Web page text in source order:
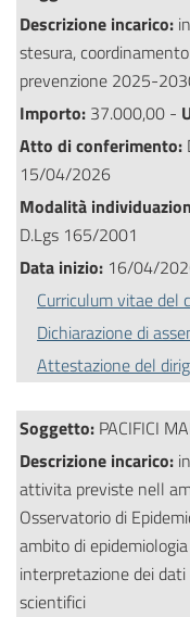
Descrizione incarico:
stesura,
prevenzione 2025-
Importo: 37.000,00 -
Atto di conferimento:
15/04/2026
Modalità
D.Lgs 165/2001
Data inizio: 16/04/
Curriculum vitae del
Dichiarazione di
Attestazione del
Soggetto: PACIFICI
Descrizione incarico:
attivita previste nell
Osservatorio di
ambito di
interpretazione dei
scientifici